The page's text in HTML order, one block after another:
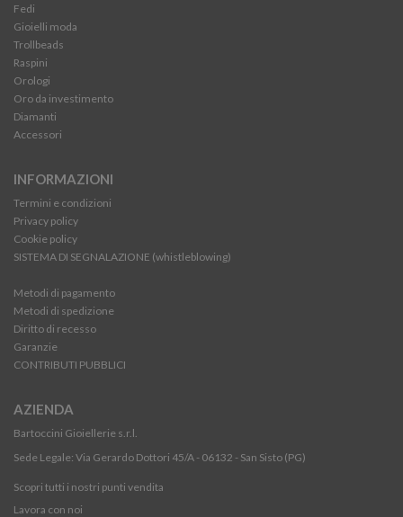
Fedi
Gioielli moda
Trollbeads
Raspini
Orologi
Oro da investimento
Diamanti
Accessori
INFORMAZIONI
Termini e condizioni
Privacy policy
Cookie policy
SISTEMA DI SEGNALAZIONE (whistleblowing)
Metodi di pagamento
Metodi di spedizione
Diritto di recesso
Garanzie
CONTRIBUTI PUBBLICI
AZIENDA
Bartoccini Gioiellerie s.r.l.
Sede Legale: Via Gerardo Dottori 45/A - 06132 - San Sisto (PG)
Scopri tutti i nostri punti vendita
Lavora con noi